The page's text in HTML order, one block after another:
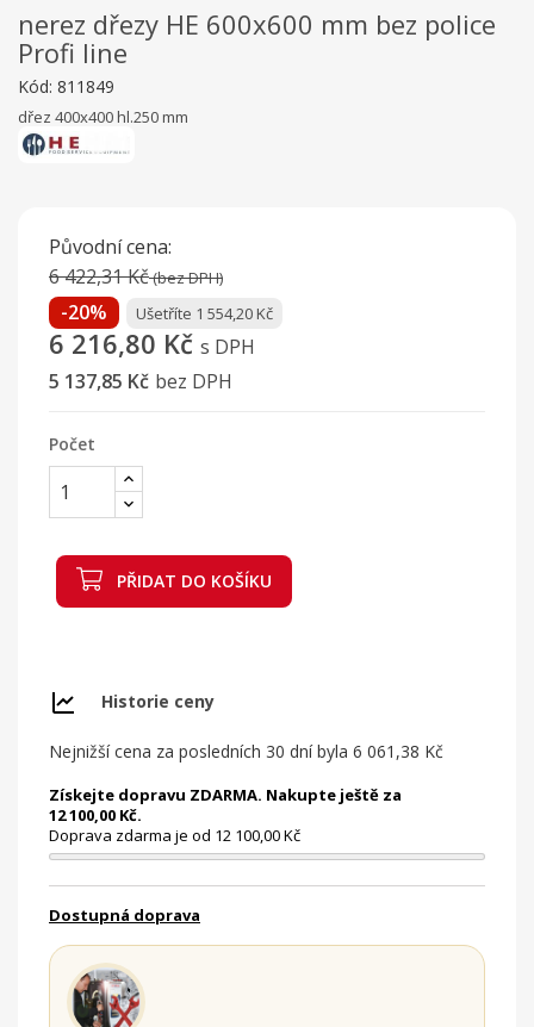
nerez dřezy HE 600x600 mm bez police
Profi line
Kód: 811849
dřez 400x400 hl.250 mm
Původní cena:
6 422,31 Kč(bez DPH)
-20% Ušetříte 1 554,20 Kč
6 216,80 Kč s DPH
5 137,85 Kč bez DPH
Počet
PŘIDAT DO KOŠÍKU
Historie ceny
Nejnižší cena za posledních 30 dní byla 6 061,38 Kč
Získejte dopravu ZDARMA. Nakupte ještě za
12 100,00 Kč.
Doprava zdarma je od 12 100,00 Kč
Dostupná doprava